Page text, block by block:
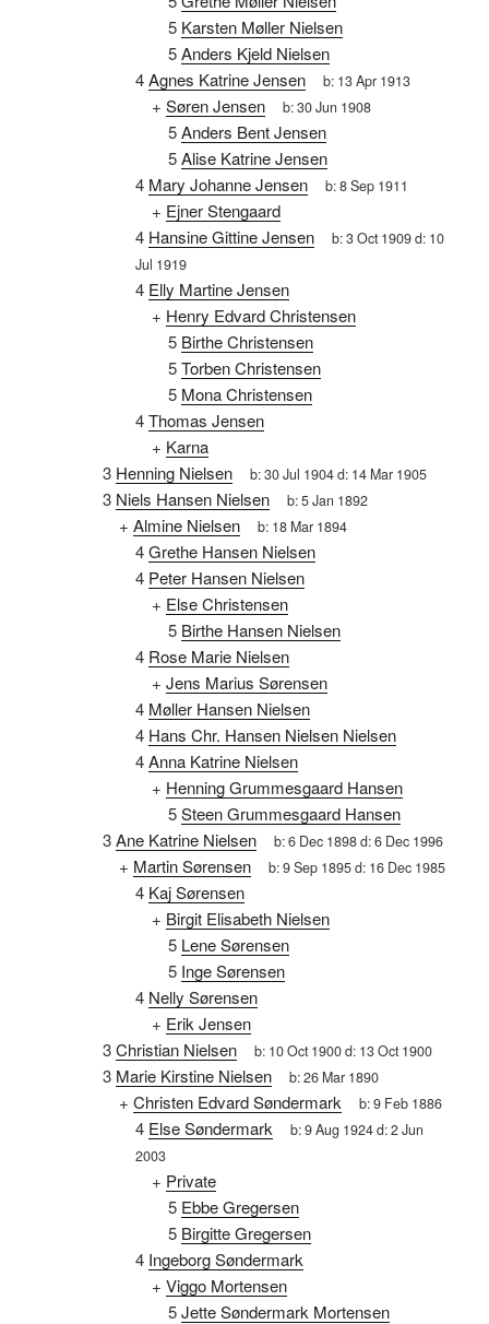
5 Karsten Møller Nielsen
5Anders Kjeld Nielsen
4Agnes Katrine Jensen b: 13 Apr 1913
+ Søren Jensen b:30 Jun 1908
5Anders Bent Jensen
5Alise Katrine Jensen
4 Mary Johanne Jensen b:8 Sep 1911
+ Ejner Stengaard
4 Hansine Gittine Jensen b:3 Oct 1909d: 10
Jul 1919
4 Elly Martine Jensen
+ Henry Edvard Christensen
5 Birthe Christensen
5Torben Christensen
5 Mona Christensen
4Thomas Jensen
+ Karna
3 Henning Nielsen b:30 Jul 1904d: 14 Mar 1905
3 Niels Hansen Nielsen b:5 Jan 1892
+ Almine Nielsen b: 18 Mar 1894
4Grethe Hansen Nielsen
4 Peter Hansen Nielsen
+ Else Christensen
5 Birthe Hansen Nielsen
4 Rose Marie Nielsen
+ Jens Marius Sørensen
4 Møller Hansen Nielsen
4 Hans Chr. Hansen Nielsen Nielsen
4Anna Katrine Nielsen
+ Henning Grummesgaard Hansen
5Steen Grummesgaard Hansen
3Ane Katrine Nielsen b:6 Dec 1898d:6 Dec 1996
+ Martin Sørensen b:9 Sep 1895d: 16 Dec 1985
4 Kaj Sørensen
+ Birgit Elisabeth Nielsen
5 Lene Sørensen
5 Inge Sørensen
4 Nelly Sørensen
+ Erik Jensen
3Christian Nielsen b: 10 Oct 1900d: 13 Oct 1900
3 Marie Kirstine Nielsen b:26 Mar 1890
+ Christen Edvard Søndermark b:9 Feb 1886
4 Else Søndermark b:9 Aug 1924d:2 Jun
2003
+ Private
5 Ebbe Gregersen
5 Birgitte Gregersen
4 Ingeborg Søndermark
+ Viggo Mortensen
5Jette Søndermark Mortensen